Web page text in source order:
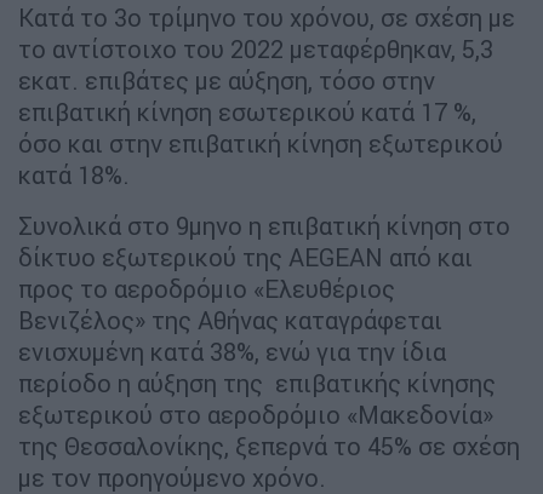
Κατά το 3ο τρίμηνο του χρόνου, σε σχέση με
το αντίστοιχο του 2022 μεταφέρθηκαν, 5,3
εκατ. επιβάτες με αύξηση, τόσο στην
επιβατική κίνηση εσωτερικού κατά 17 %,
όσο και στην επιβατική κίνηση εξωτερικού
κατά 18%.
Συνολικά στο 9μηνο η επιβατική κίνηση στο
δίκτυο εξωτερικού της AEGEAN από και
προς το αεροδρόμιο «Ελευθέριος
Βενιζέλος» της Αθήνας καταγράφεται
ενισχυμένη κατά 38%, ενώ για την ίδια
περίοδο η αύξηση της επιβατικής κίνησης
εξωτερικού στο αεροδρόμιο «Μακεδονία»
της Θεσσαλονίκης, ξεπερνά το 45% σε σχέση
με τον προηγούμενο χρόνο.